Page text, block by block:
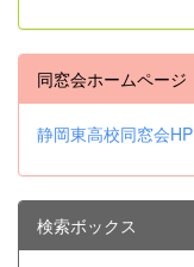
同窓会ホームページ
静岡東高校同窓会HP
検索ボックス